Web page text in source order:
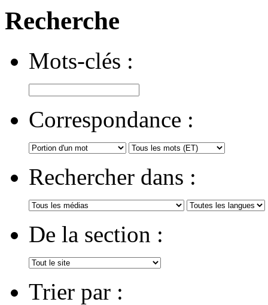
Recherche
Mots-clés :
Correspondance :
Rechercher dans :
De la section :
Trier par :